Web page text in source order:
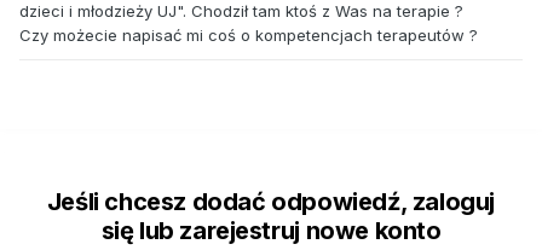
dzieci i młodzieży UJ". Chodził tam ktoś z Was na terapie ?
Czy możecie napisać mi coś o kompetencjach terapeutów ?
Jeśli chcesz dodać odpowiedź, zaloguj
się lub zarejestruj nowe konto